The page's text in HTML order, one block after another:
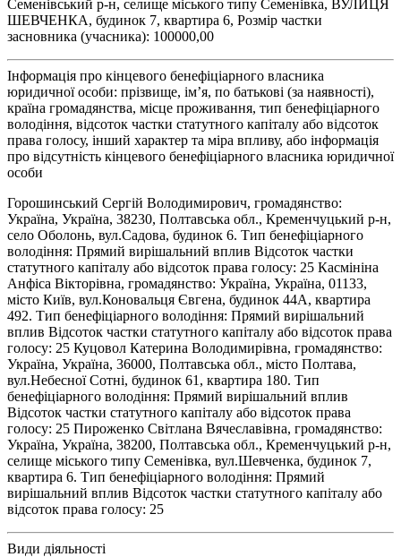
Семенівський р-н, селище міського типу Семенівка, ВУЛИЦЯ
ШЕВЧЕНКА, будинок 7, квартира 6, Розмір частки
засновника (учасника): 100000,00
Інформація про кінцевого бенефіціарного власника
юридичної особи: прізвище, ім’я, по батькові (за наявності),
країна громадянства, місце проживання, тип бенефіціарного
володіння, відсоток частки статутного капіталу або відсоток
права голосу, інший характер та міра впливу, або інформація
про відсутність кінцевого бенефіціарного власника юридичної
особи
Горошинський Сергій Володимирович, громадянство:
Україна, Україна, 38230, Полтавська обл., Кременчуцький р-н,
село Оболонь, вул.Садова, будинок 6. Тип бенефіціарного
володіння: Прямий вирішальний вплив Відсоток частки
статутного капіталу або відсоток права голосу: 25 Касмініна
Анфіса Вікторівна, громадянство: Україна, Україна, 01133,
місто Київ, вул.Коновальця Євгена, будинок 44А, квартира
492. Тип бенефіціарного володіння: Прямий вирішальний
вплив Відсоток частки статутного капіталу або відсоток права
голосу: 25 Куцовол Катерина Володимирівна, громадянство:
Україна, Україна, 36000, Полтавська обл., місто Полтава,
вул.Небесної Сотні, будинок 61, квартира 180. Тип
бенефіціарного володіння: Прямий вирішальний вплив
Відсоток частки статутного капіталу або відсоток права
голосу: 25 Пироженко Світлана Вячеславівна, громадянство:
Україна, Україна, 38200, Полтавська обл., Кременчуцький р-н,
селище міського типу Семенівка, вул.Шевченка, будинок 7,
квартира 6. Тип бенефіціарного володіння: Прямий
вирішальний вплив Відсоток частки статутного капіталу або
відсоток права голосу: 25
Види діяльності